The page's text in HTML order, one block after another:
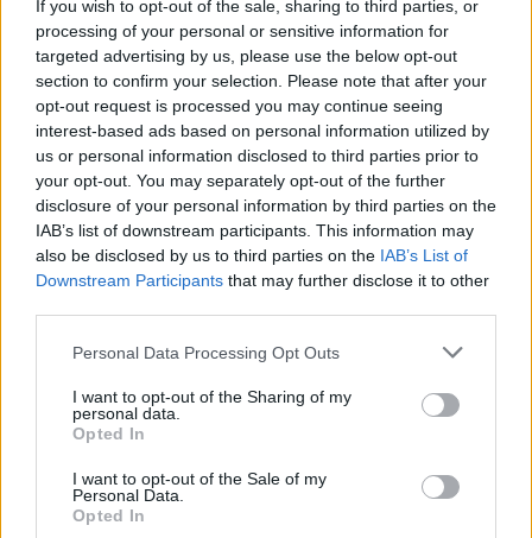
If you wish to opt-out of the sale, sharing to third parties, or
processing of your personal or sensitive information for
targeted advertising by us, please use the below opt-out
section to confirm your selection. Please note that after your
opt-out request is processed you may continue seeing
interest-based ads based on personal information utilized by
us or personal information disclosed to third parties prior to
your opt-out. You may separately opt-out of the further
disclosure of your personal information by third parties on the
IAB’s list of downstream participants. This information may
also be disclosed by us to third parties on the IAB’s List of
Downstream Participants that may further disclose it to other
Personal Data Processing Opt Outs
I want to opt-out of the Sharing of my
personal data.
Opted In
I want to opt-out of the Sale of my
Personal Data.
Opted In
impegnate nell'incursione del territorio, di
proiettili con armi chimiche.